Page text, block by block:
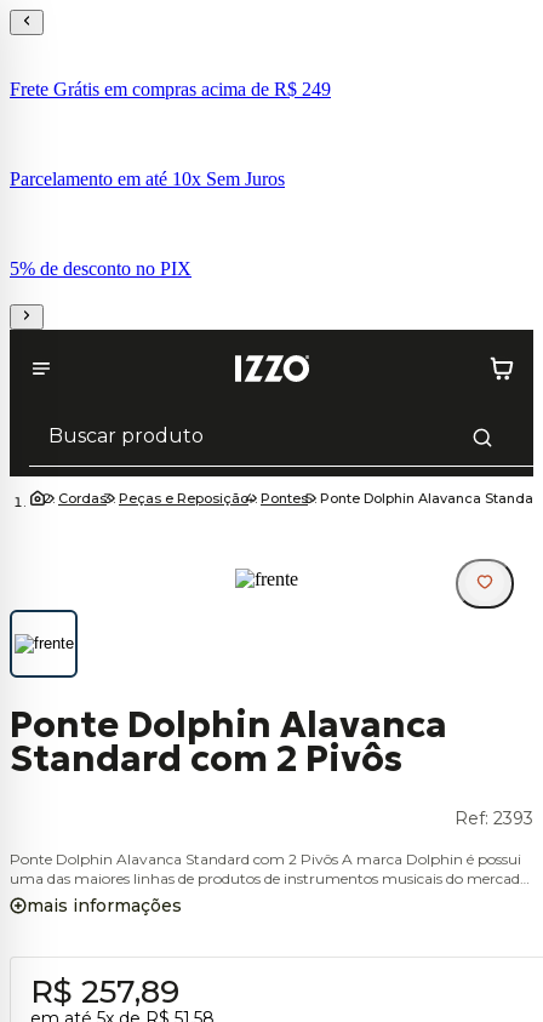
Frete Grátis em compras acima de R$ 249
Parcelamento em até 10x Sem Juros
5% de desconto no PIX
Cordas Peças e Reposição Pontes Ponte Dolphin Alavanca
Ponte Dolphin Alavanca
Standard com 2 Pivôs
Ref: 2393
Ponte Dolphin Alavanca Standard com 2 Pivôs A marca Dolphin é possui
uma das maiores linhas de produtos de instrumentos musicais do mercado
nacional. Instrumentos de sopro, cordas, percussão, bateria, acessórios e
muito mais. Tradicional e reconhecida por sua qualidade, design e ótimos
músicos iniciantes e profissionais já tiveram ou ainda terão um
mais informações
R$ 257,89